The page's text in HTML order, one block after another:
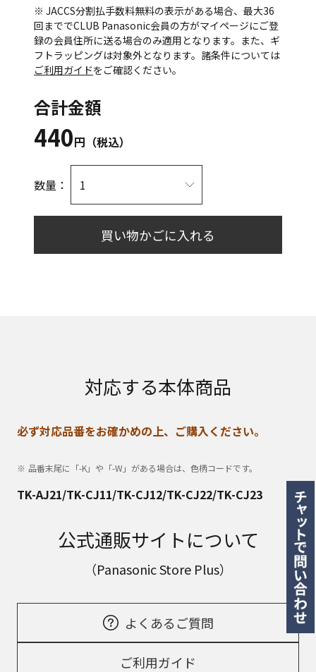
※ JACCS分割払手数料無料の表示がある場合、最大36
回まででCLUB Panasonic会員の方がマイページにご登
録の会員住所に送る場合のみ適用となります。また、ギ
フトラッピングは対象外となります。諸条件については
ご利用ガイドをご確認ください。
合計金額
440円（税込）
数量：
買い物かごに入れる
対応する本体商品
必ず対応品番をお確かめの上、ご購入ください。
品番末尾に「-K」や「-W」がある場合は、色柄コードです。
TK-AJ21/TK-CJ11/TK-CJ12/TK-CJ22/TK-CJ23
公式通販サイトについて
（Panasonic Store Plus）
よくあるご質問
ご利用ガイド